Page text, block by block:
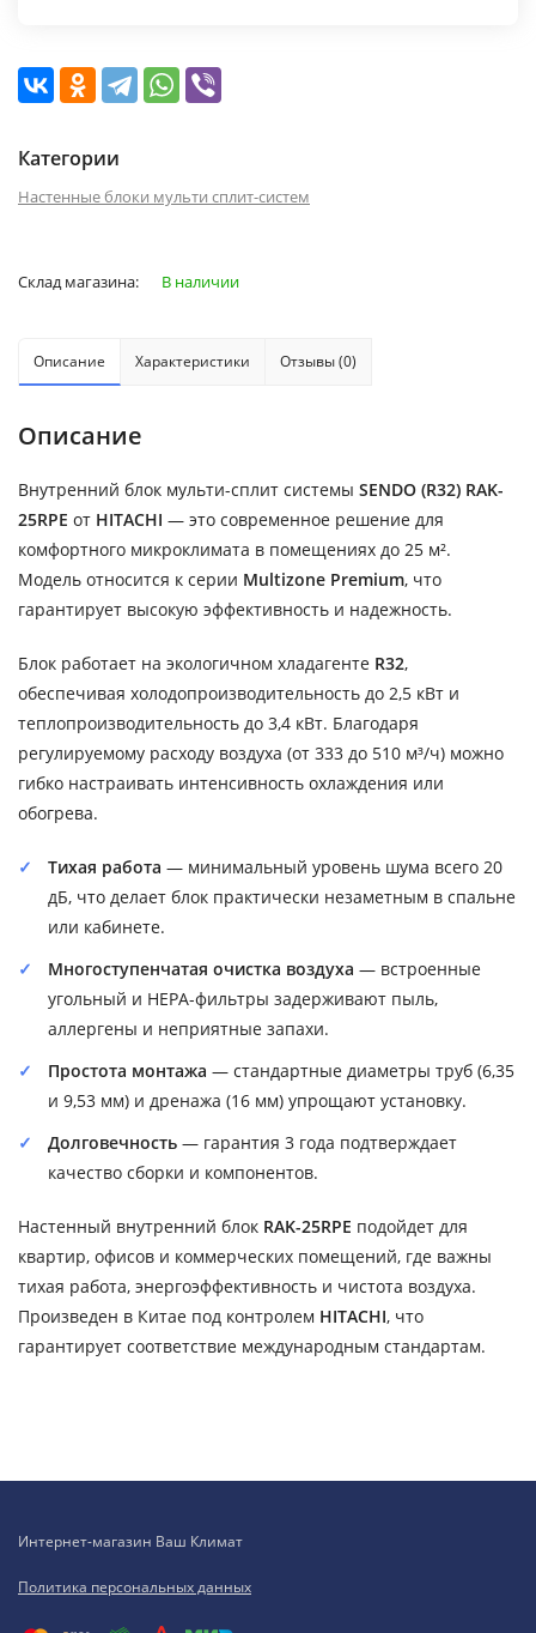
Категории
Настенные блоки мульти сплит-систем
Склад магазина: В наличии
Описание Характеристики Отзывы (0)
Описание
Внутренний блок мульти-сплит системы SENDO (R32) RAK-
25RPE от HITACHI — это современное решение для
комфортного микроклимата в помещениях до 25 м².
Модель относится к серии Multizone Premium, что
гарантирует высокую эффективность и надежность.
Блок работает на экологичном хладагенте R32,
обеспечивая холодопроизводительность до 2,5 кВт и
теплопроизводительность до 3,4 кВт. Благодаря
регулируемому расходу воздуха (от 333 до 510 м³/ч) можно
гибко настраивать интенсивность охлаждения или
обогрева.
Тихая работа — минимальный уровень шума всего 20
дБ, что делает блок практически незаметным в спальне
или кабинете.
Многоступенчатая очистка воздуха — встроенные
угольный и HEPA-фильтры задерживают пыль,
аллергены и неприятные запахи.
Простота монтажа — стандартные диаметры труб (6,35
и 9,53 мм) и дренажа (16 мм) упрощают установку.
Долговечность — гарантия 3 года подтверждает
качество сборки и компонентов.
Настенный внутренний блок RAK-25RPE подойдет для
квартир, офисов и коммерческих помещений, где важны
тихая работа, энергоэффективность и чистота воздуха.
Произведен в Китае под контролем HITACHI, что
гарантирует соответствие международным стандартам.
Интернет-магазин Ваш Климат
Политика персональных данных